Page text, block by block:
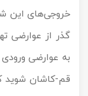
خروجی‌های این
به عوارضی ورودی
قم-کاشان